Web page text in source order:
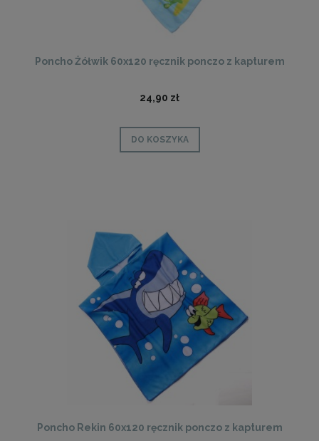
Poncho Żółwik 60x120 ręcznik ponczo z kapturem
24,90 zł
DO KOSZYKA
Poncho Rekin 60x120 ręcznik ponczo z kapturem